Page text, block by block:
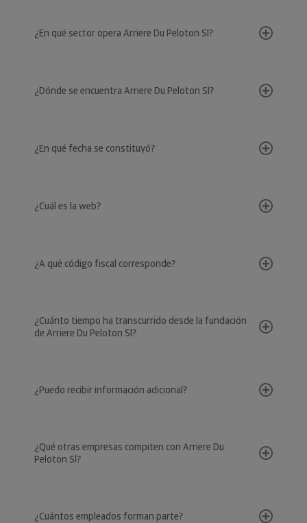
¿En qué sector opera Arriere Du Peloton Sl?
¿Dónde se encuentra Arriere Du Peloton Sl?
¿En qué fecha se constituyó?
¿Cuál es la web?
¿A qué código fiscal corresponde?
¿Cuánto tiempo ha transcurrido desde la fundación
de Arriere Du Peloton Sl?
¿Puedo recibir información adicional?
¿Qué otras empresas compiten con Arriere Du
Peloton Sl?
¿Cuántos empleados forman parte?